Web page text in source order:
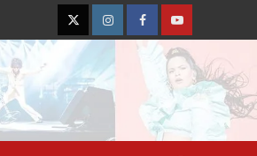
TwitterInstagramFacebookYouTube